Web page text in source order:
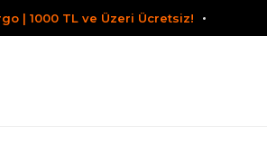
| 1000 TL ve Üzeri Ücretsiz!